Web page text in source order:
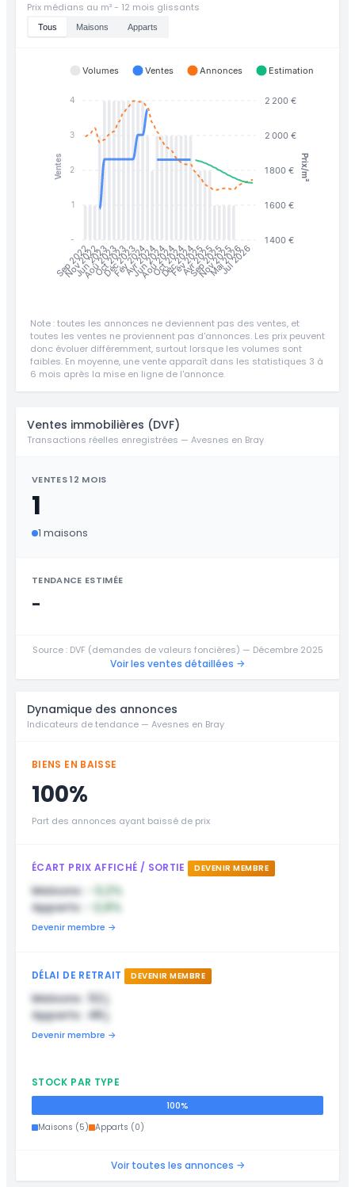
Prix médians au m² - 12 mois glissants
Tous Maisons Apparts
4
3
2
1
-
Ventes
Sep 2022
Nov 2022
Jun 2023
Aoû 2023
Oct 2023
Déc 2023
Fév 2024
Avr 2024
Jun 2024
Aoû 2024
Oct 2024
Déc 2024
Fév 2025
Avr 2025
Sep 2025
Nov 2025
Mai 2026
Jul 2026
2 200 €
2 000 €
1 800 €
1 600 €
1 400 €
Prix/m²
Volumes Ventes Annonces Estimation
Note : toutes les annonces ne deviennent pas des ventes, et
toutes les ventes ne proviennent pas d'annonces. Les prix peuvent
donc évoluer différemment, surtout lorsque les volumes sont
faibles. En moyenne, une vente apparaît dans les statistiques 3 à
6 mois après la mise en ligne de l'annonce.
Ventes immobilières (DVF)
Transactions réelles enregistrées — Avesnes en Bray
VENTES 12 MOIS
1
1 maisons
TENDANCE ESTIMÉE
-
Source : DVF (demandes de valeurs foncières) — Décembre 2025
Voir les ventes détaillées →
Dynamique des annonces
Indicateurs de tendance — Avesnes en Bray
BIENS EN BAISSE
100%
Part des annonces ayant baissé de prix
ÉCART PRIX AFFICHÉ / SORTIE DEVENIR MEMBRE
Maisons :
-3,2%
Apparts :
-2,8%
Devenir membre →
DÉLAI DE RETRAIT DEVENIR MEMBRE
Maisons : 52 j
Apparts : 48 j
Devenir membre →
STOCK PAR TYPE
100%
Maisons (5) Apparts (0)
Voir toutes les annonces →